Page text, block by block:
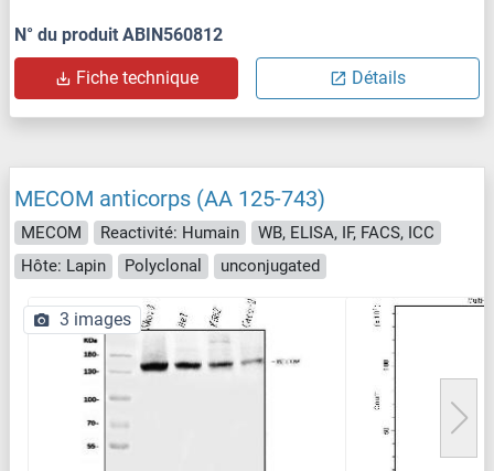
N° du produit ABIN560812
Fiche technique Détails
MECOM anticorps (AA 125-743)
MECOM Reactivité: Humain
WB, ELISA, IF, FACS, ICC
Hôte: Lapin
Polyclonal unconjugated
3 images